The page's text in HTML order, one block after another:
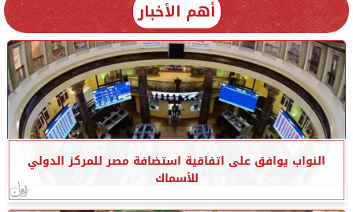
أهم الأخبار
النواب يوافق على اتفاقية استضافة مصر للمركز الدولي
للأسماك